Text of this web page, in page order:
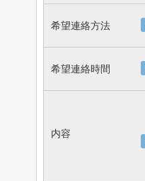
希望連絡方法
希望連絡時間
内容